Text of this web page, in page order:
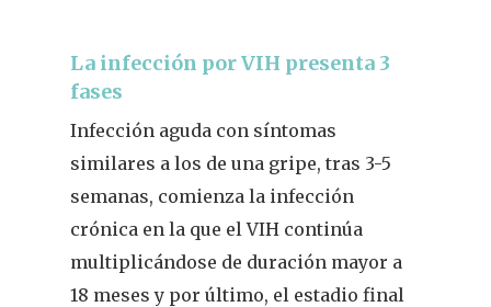
La infección por VIH presenta 3
fases
Infección aguda con síntomas
similares a los de una gripe, tras 3-5
semanas, comienza la infección
crónica en la que el VIH continúa
multiplicándose de duración mayor a
18 meses y por último, el estadio final